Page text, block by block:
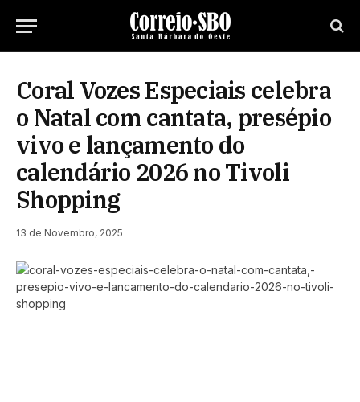
Coral Vozes Especiais celebra
o Natal com cantata, presépio
vivo e lançamento do
calendário 2026 no Tivoli
Shopping
13 de Novembro, 2025